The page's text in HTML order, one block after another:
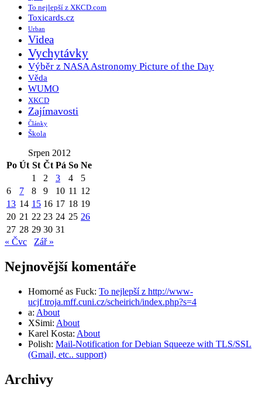
To nejlepší z XKCD.com
Toxicards.cz
Urban
Videa
Vychytávky
Výběr z NASA Astronomy Picture of the Day
Věda
WUMO
XKCD
Zajímavosti
Články
Škola
Srpen 2012
Po Út St Čt Pá So Ne
1
2 3 4
5
6
7 8 9 10 11 12
13 14 15 16 17 18 19
20 21 22 23 24 25 26
27 28 29 30 31
« Čvc
Zář »
Nejnovější komentáře
Homorné as Fuck: To nejlepší z http://www-
ucjf.troja.mff.cuni.cz/scheirich/index.php?s=4
a: About
XSimi: About
Karel Kosta: About
Polish: Mail-Notification for Debian Squeeze with TLS/SSL
(Gmail, etc.. support)
Archivy